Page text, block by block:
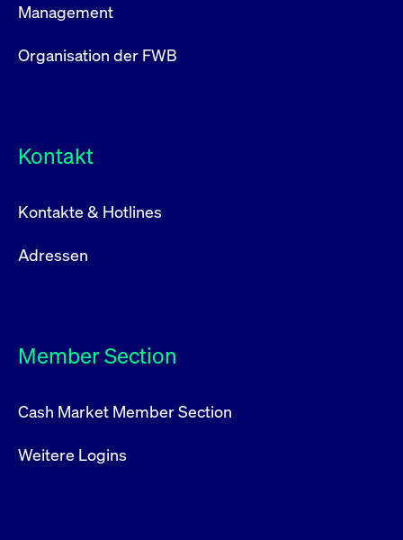
Management
Organisation der FWB
Kontakt
Kontakte & Hotlines
Adressen
Member Section
Cash Market Member Section
Weitere Logins